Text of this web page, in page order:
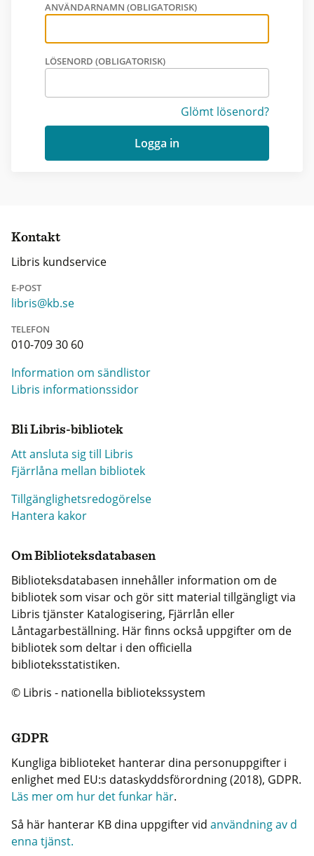
ANVÄNDARNAMN (OBLIGATORISK)
LÖSENORD (OBLIGATORISK)
Glömt lösenord?
Logga in
Kontakt
Libris kundservice
E-POST
libris@kb.se
TELEFON
010-709 30 60
Information om sändlistor
Libris informationssidor
Bli Libris-bibliotek
Att ansluta sig till Libris
Fjärrlåna mellan bibliotek
Tillgänglighetsredogörelse
Hantera kakor
Om Biblioteksdatabasen
Biblioteksdatabasen innehåller information om de
bibliotek som visar och gör sitt material tillgängligt via
Libris tjänster Katalogisering, Fjärrlån eller
Låntagarbeställning. Här finns också uppgifter om de
bibliotek som deltar i den officiella
biblioteksstatistiken.
© Libris - nationella bibliotekssystem
GDPR
Kungliga biblioteket hanterar dina personuppgifter i
enlighet med EU:s dataskyddsförordning (2018), GDPR.
Läs mer om hur det funkar här.
Så här hanterar KB dina uppgifter vid användning av d
enna tjänst.